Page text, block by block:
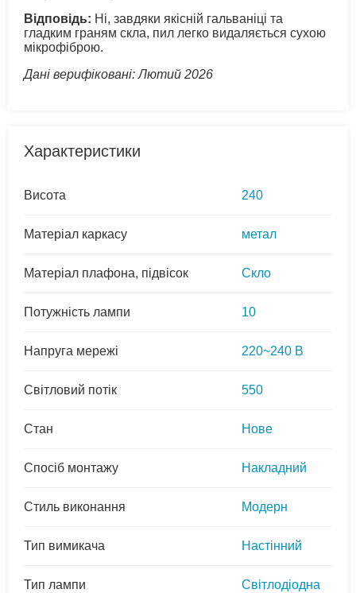
Відповідь: Ні, завдяки якісній гальваніці та
гладким граням скла, пил легко видаляється сухою
мікрофіброю.
Дані верифіковані: Лютий 2026
Характеристики
Висота 240
Матеріал каркасу метал
Матеріал плафона, підвісок Скло
Потужність лампи 10
Напруга мережі 220~240 В
Світловий потік 550
Стан Нове
Спосіб монтажу Накладний
Стиль виконання Модерн
Тип вимикача Настінний
Тип лампи Світлодіодна